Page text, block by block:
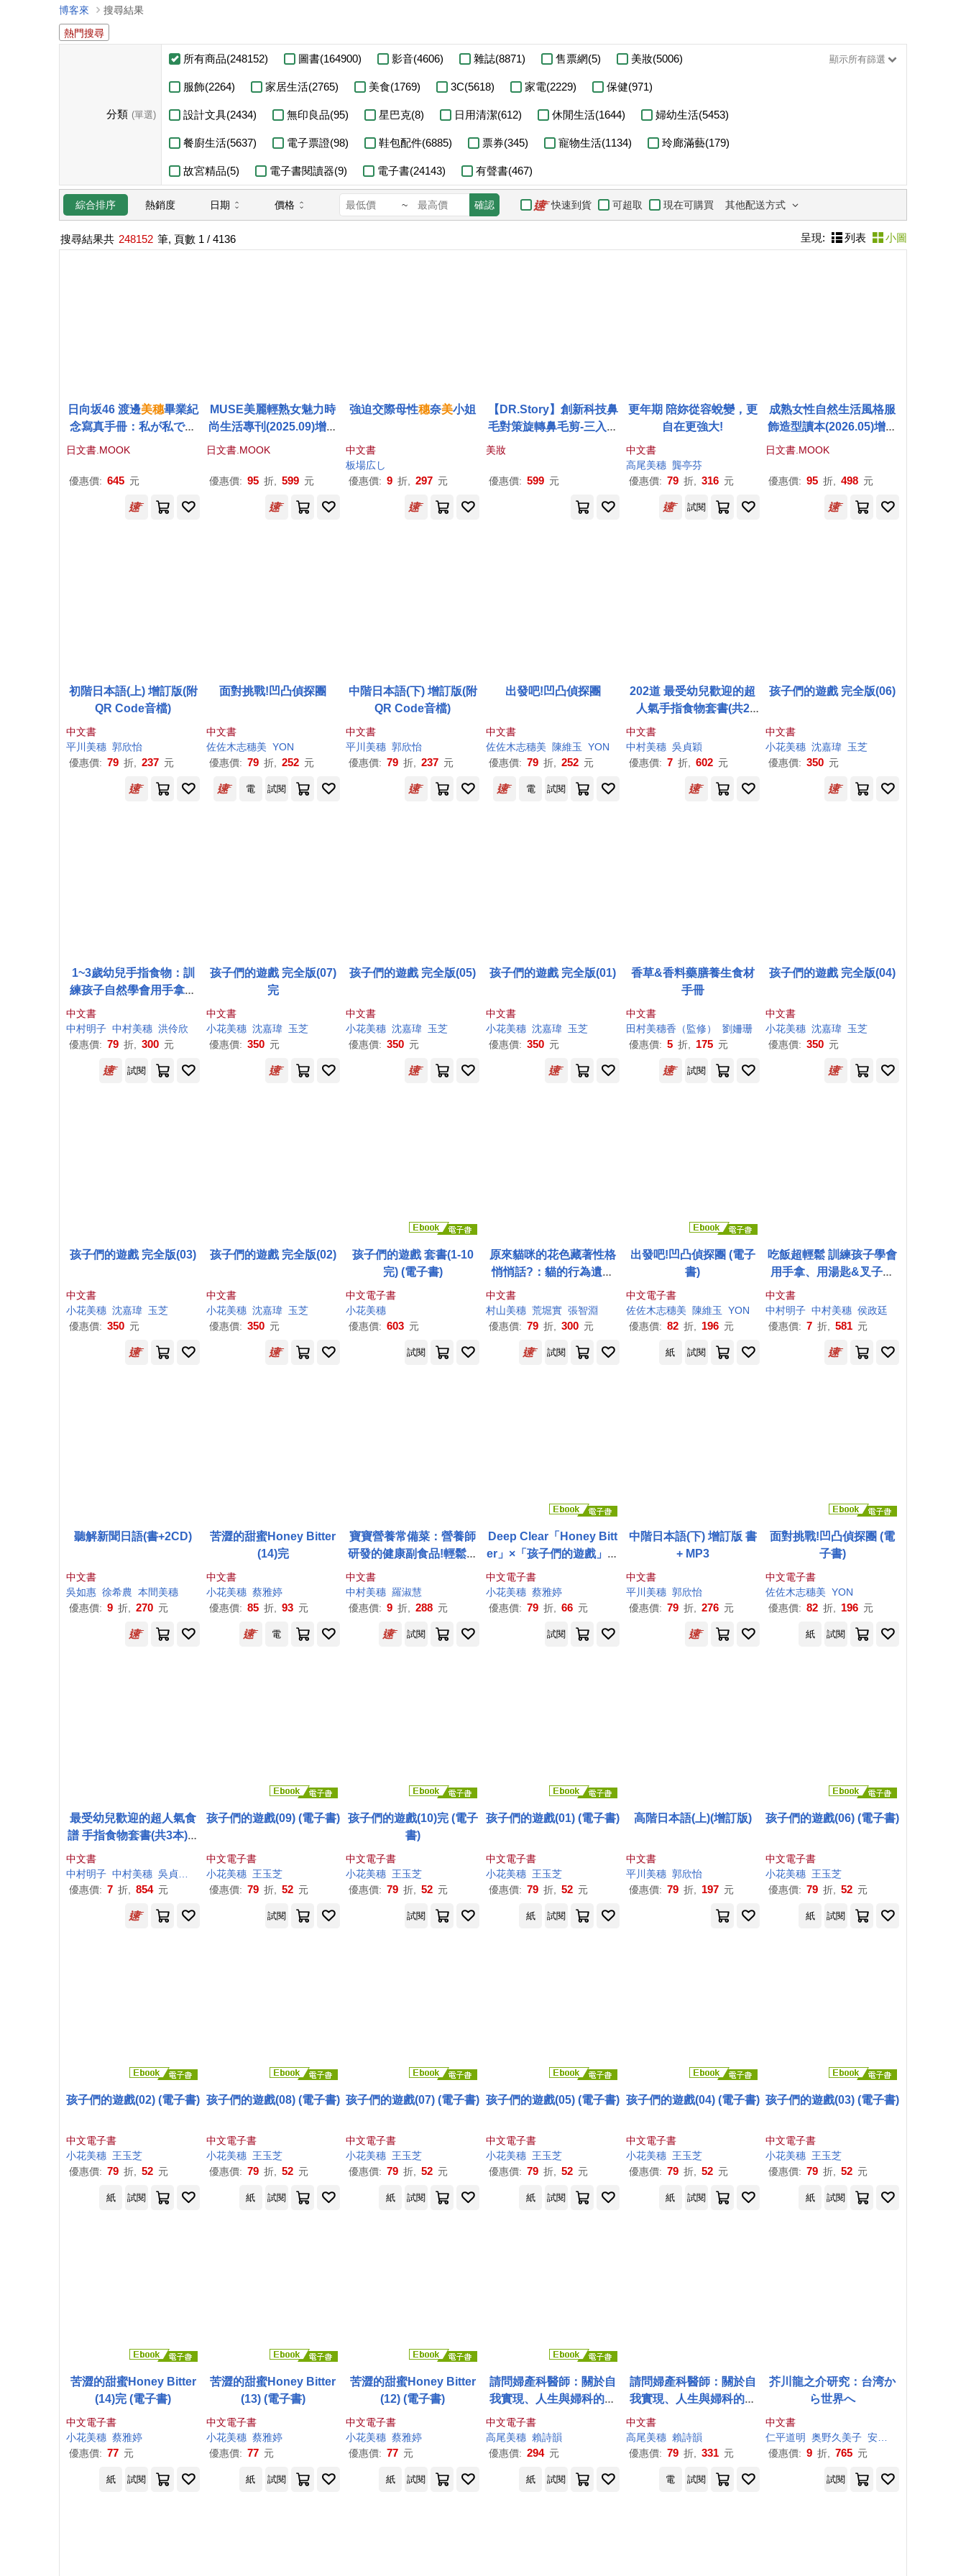
博客來
搜尋結果
熱門搜尋
分類 (單選)
所有商品(248152) 圖書(164900) 影音(4606) 雜誌(8871) 售票網(5) 美妝(5006)
服飾(2264) 家居生活(2765) 美食(1769) 3C(5618) 家電(2229) 保健(971)
設計文具(2434) 無印良品(95) 星巴克(8) 日用清潔(612) 休閒生活(1644) 婦幼生活(5453)
餐廚生活(5637) 電子票證(98) 鞋包配件(6885) 票券(345) 寵物生活(1134) 玲廊滿藝(179)
故宮精品(5) 電子書閱讀器(9) 電子書(24143) 有聲書(467)
顯示所有篩選
綜合排序 熱銷度 日期 價格 ~ 確認 快速到貨 可超取 現在可購買 其他配送方式
搜尋結果共 248152 筆, 頁數 1 / 4136 呈現: 列表 小圖
日向坂46 渡邊美穗畢業紀
念寫真手冊：私が私であ
るために(附明信片3枚組)
日文書.MOOK
優惠價: 645 元
MUSE美麗輕熟女魅力時
尚生活專刊(2025.09)增刊
號：菅野美穗
傘)
日文書.MOOK
優惠價: 95 折, 599 元
強迫交際母性穗奈美小姐
中文書
板場広し
優惠價: 9 折, 297 元
【DR.Story】創新科技鼻
毛對策旋轉鼻毛剪-三入組
(除鼻毛 鼻毛修剪) キュー
美妝
優惠價: 599 元
更年期 陪妳從容蛻變，更
自在更強大!
中文書
高尾美穗 龔亭芬
優惠價: 79 折, 316 元
成熟女性自然生活風格服
飾造型讀本(2026.05)增刊
號：菅野美穗
日文書.MOOK
優惠價: 95 折, 498 元
試閱
初階日本語(上) 增訂版(附
QR Code音檔)
中文書
平川 美穗 郭欣怡
優惠價: 79 折, 237 元
面對挑戰!凹凸偵探團
中文書
佐佐木志穗美 YON
優惠價: 79 折, 252 元
中階日本語(下) 增訂版(附
QR Code音檔)
中文書
平川 美穗 郭欣怡
優惠價: 79 折, 237 元
出發吧!凹凸偵探團
中文書
佐佐木志穗美 陳維玉
YON
優惠價: 79 折, 252 元
202道 最受幼兒歡迎的超
人氣手指食物套書(共2
本)：1~3歲幼兒手指食物
+貞穎媽嬰幼兒手指食物暢
銷
中文書
中村美穗 吳貞穎
優惠價: 7 折, 602 元
孩子們的遊戲 完全版(06)
中文書
小花美穗 沈嘉瑋 玉芝
優惠價: 350 元
電 試閱 電 試閱
1~3歲幼兒手指食物：訓
練孩子自然學會用手拿、
用湯匙&叉子、筷子吃(最
新修訂版)
中文書
中村明子 中村美穗 洪伶欣
優惠價: 79 折, 300 元
孩子們的遊戲 完全版(07)
完
中文書
小花美穗 沈嘉瑋 玉芝
優惠價: 350 元
孩子們的遊戲 完全版(05)
中文書
小花美穗 沈嘉瑋 玉芝
優惠價: 350 元
孩子們的遊戲 完全版(01)
中文書
小花美穗 沈嘉瑋 玉芝
優惠價: 350 元
香草&香料藥膳養生食材
手冊
中文書
田村美穗香（監修）
劉姍珊
優惠價: 5 折, 175 元
孩子們的遊戲 完全版(04)
中文書
小花美穗 沈嘉瑋 玉芝
優惠價: 350 元
試閱 試閱
孩子們的遊戲 完全版(03)
中文書
小花美穗 沈嘉瑋 玉芝
優惠價: 350 元
孩子們的遊戲 完全版(02)
中文書
小花美穗 沈嘉瑋 玉芝
優惠價: 350 元
孩子們的遊戲 套書(1-10
完) (電子書)
中文電子書
小花美穗
優惠價: 603 元
原來貓咪的花色藏著性格
悄悄話?：貓的行為遺傳
學，讓你更懂貓的心
中文書
村山美穗 荒堀實 張智淵
優惠價: 79 折, 300 元
出發吧!凹凸偵探團 (電子
書)
中文電子書
佐佐木志穗美 陳維玉
YON
優惠價: 82 折, 196 元
吃飯超輕鬆 訓練孩子學會
用手拿、用湯匙&叉子、
筷子吃飯套書(共2本)：1~
3歲幼兒手指食物+吃飯超
輕鬆，一起BLW吧!
中文書
中村明子 中村美穗 侯政廷
優惠價: 7 折, 581 元
試閱 試閱 紙 試閱
聽解新聞日語(書+2CD)
中文書
吳如惠 徐希農 本間美穗
優惠價: 9 折, 270 元
苦澀的甜蜜Honey Bitter
(14)完
中文書
小花美穗 蔡雅婷
優惠價: 85 折, 93 元
寶寶營養常備菜：營養師
研發的健康副食品!輕鬆一
次做好7天份量，5個月~1
歲半適用!
中文書
中村美穗 羅淑慧
優惠價: 9 折, 288 元
Deep Clear「Honey Bitt
er」×「孩子們的遊戲」特
別番外篇(全) (電子書)
中文電子書
小花美穗 蔡雅婷
優惠價: 79 折, 66 元
中階日本語(下) 增訂版 書
+ MP3
中文書
平川 美穗 郭欣怡
優惠價: 79 折, 276 元
面對挑戰!凹凸偵探團 (電
子書)
中文電子書
佐佐木志穗美 YON
優惠價: 82 折, 196 元
電 試閱 試閱 紙 試閱
最受幼兒歡迎的超人氣食
譜 手指食物套書(共3本)：
100道最受幼兒歡迎的超
人氣食譜+1~3歲幼兒手指
食物+貞穎媽嬰幼兒手指食
中文書
中村明子 中村美穗 吳貞穎
日本WILL兒童知識教育研究中心
優惠價: 7 折, 854 元
孩子們的遊戲(09) (電子書)
中文電子書
小花美穗 王玉芝
優惠價: 79 折, 52 元
孩子們的遊戲(10)完 (電子
書)
中文電子書
小花美穗 王玉芝
優惠價: 79 折, 52 元
孩子們的遊戲(01) (電子書)
中文電子書
小花美穗 王玉芝
優惠價: 79 折, 52 元
高階日本語(上)(增訂版)
中文書
平川 美穗 郭欣怡
優惠價: 79 折, 197 元
孩子們的遊戲(06) (電子書)
中文電子書
小花美穗 王玉芝
優惠價: 79 折, 52 元
試閱 試閱 紙 試閱 紙 試閱
孩子們的遊戲(02) (電子書)
中文電子書
小花美穗 王玉芝
優惠價: 79 折, 52 元
孩子們的遊戲(08) (電子書)
中文電子書
小花美穗 王玉芝
優惠價: 79 折, 52 元
孩子們的遊戲(07) (電子書)
中文電子書
小花美穗 王玉芝
優惠價: 79 折, 52 元
孩子們的遊戲(05) (電子書)
中文電子書
小花美穗 王玉芝
優惠價: 79 折, 52 元
孩子們的遊戲(04) (電子書)
中文電子書
小花美穗 王玉芝
優惠價: 79 折, 52 元
孩子們的遊戲(03) (電子書)
中文電子書
小花美穗 王玉芝
優惠價: 79 折, 52 元
紙 試閱 紙 試閱 紙 試閱 紙 試閱 紙 試閱 紙 試閱
苦澀的甜蜜Honey Bitter
(14)完 (電子書)
中文電子書
小花美穗 蔡雅婷
優惠價: 77 元
苦澀的甜蜜Honey Bitter
(13) (電子書)
中文電子書
小花美穗 蔡雅婷
優惠價: 77 元
苦澀的甜蜜Honey Bitter
(12) (電子書)
中文電子書
小花美穗 蔡雅婷
優惠價: 77 元
請問婦產科醫師：關於自
我實現、人生與婦科的重
要大小事 (電子書)
中文電子書
高尾美穗 賴詩韻
優惠價: 294 元
請問婦產科醫師：關於自
我實現、人生與婦科的重
中文書
高尾美穗 賴詩韻
優惠價: 79 折, 331 元
芥川龍之介研究：台湾か
ら世界へ
中文書
仁平道明 奥野久美子 安藤公
優惠價: 9 折, 765 元
紙 試閱 紙 試閱 紙 試閱 紙 試閱 電 試閱 試閱